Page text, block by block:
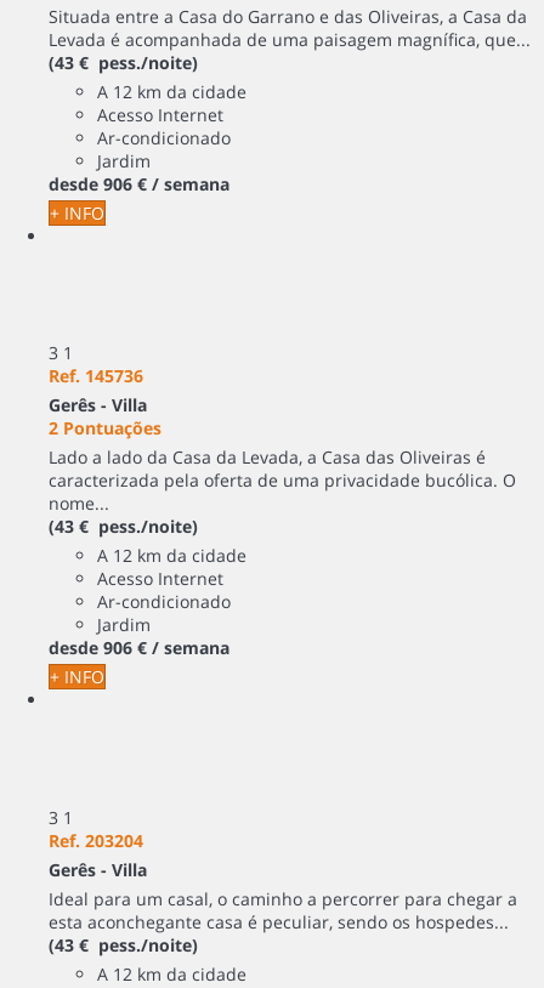
Situada entre a Casa do Garrano e das Oliveiras, a Casa da
Levada é acompanhada de uma paisagem magnífica, que...
(43 € pess./noite)
A 12 km da cidade
Acesso Internet
Ar-condicionado
Jardim
desde 906 € / semana
+ INFO
3 1
Ref. 145736
Gerês - Villa
2 Pontuações
Lado a lado da Casa da Levada, a Casa das Oliveiras é
caracterizada pela oferta de uma privacidade bucólica. O
nome...
(43 € pess./noite)
A 12 km da cidade
Acesso Internet
Ar-condicionado
Jardim
desde 906 € / semana
+ INFO
3 1
Ref. 203204
Gerês - Villa
Ideal para um casal, o caminho a percorrer para chegar a
esta aconchegante casa é peculiar, sendo os hospedes...
(43 € pess./noite)
A 12 km da cidade